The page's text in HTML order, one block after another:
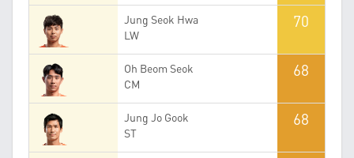
Jung Seok Hwa
LW
70
Oh Beom Seok
CM
68
Jung Jo Gook
ST
68